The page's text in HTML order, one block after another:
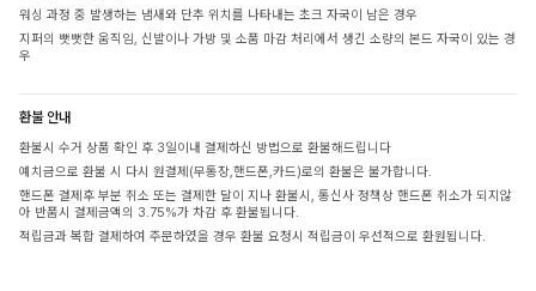
워싱 과정 중 발생하는 냄새와 단추 위치를 나타내는 초크 자국이 남은 경우
지퍼의 뻣뻣한 움직임, 신발이나 가방 및 소품 마감 처리에서 생긴 소량의 본드 자국이 있는 경
우
환불 안내
환불시 수거 상품 확인 후 3일이내 결제하신 방법으로 환불해드립니다
예치금으로 환불 시 다시 원결제(무통장,핸드폰,카드)로의 환불은 불가합니다.
핸드폰 결제후 부분 취소 또는 결제한 달이 지나 환불시, 통신사 정책상 핸드폰 취소가 되지않
아 반품시 결제금액의 3.75%가 차감 후 환불됩니다.
적립금과 복합 결제하여 주문하였을 경우 환불 요청시 적립금이 우선적으로 환원됩니다.